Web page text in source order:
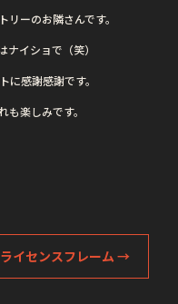
ーのお隣さんです。
イショで（笑）
に感謝感謝です。
楽しみです。
イセンスフレーム→